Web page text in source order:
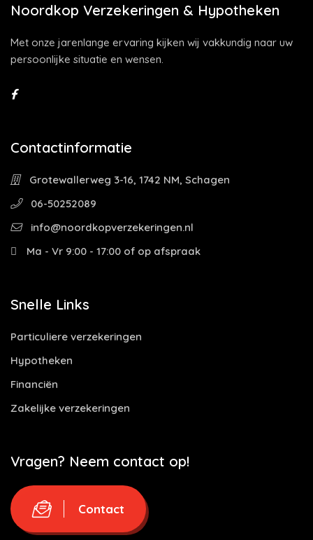
Noordkop Verzekeringen & Hypotheken
Met onze jarenlange ervaring kijken wij vakkundig naar uw
persoonlijke situatie en wensen.
Contactinformatie
Grotewallerweg 3-16, 1742 NM, Schagen
06-50252089
info@noordkopverzekeringen.nl
Ma - Vr 9:00 - 17:00 of op afspraak
Snelle Links
Particuliere verzekeringen
Hypotheken
Financiën
Zakelijke verzekeringen
Vragen? Neem contact op!
Contact